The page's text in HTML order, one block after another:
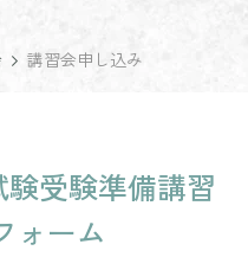
講習会申し込み
受験準備講習
ォーム